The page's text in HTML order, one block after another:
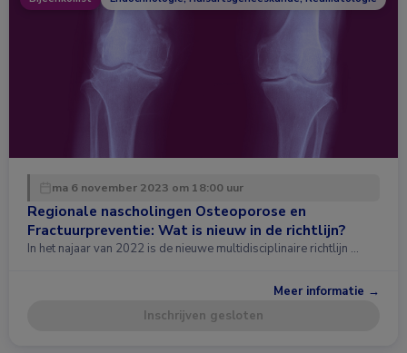
ma 6 november 2023 om 18:00 uur
Regionale nascholingen Osteoporose en
Fractuurpreventie: Wat is nieuw in de richtlijn?
In het najaar van 2022 is de nieuwe multidisciplinaire richtlijn …
Meer informatie →
Inschrijven gesloten